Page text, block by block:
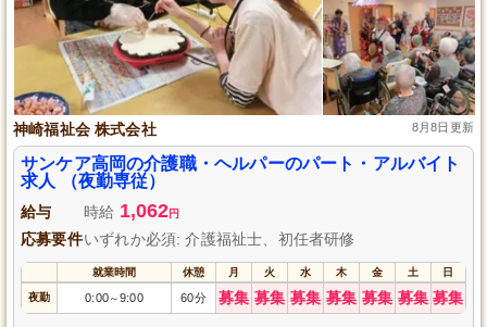
神崎福祉会 株式会社 8月8日更新
サンケア高岡の介護職・ヘルパーのパート・アルバイト
求人 （夜勤専従）
給与 時給 1,062円
応募要件いずれか必須: 介護福祉士、初任者研修
就業時間 休憩 月 火 水 木 金 土 日
夜勤 0:00～9:00 60分 募集 募集 募集 募集 募集 募集 募集